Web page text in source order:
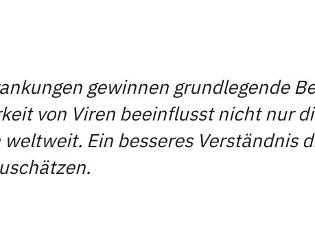
gewinnen grundlegende
von Viren beeinflusst nicht nur
Ein besseres Verständnis